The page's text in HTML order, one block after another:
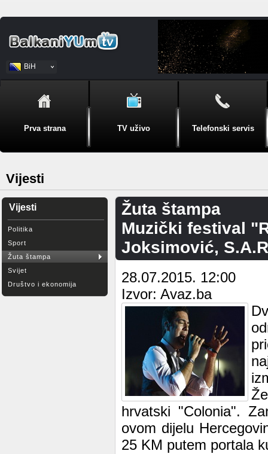
BiH
Srpski
Prva strana TV uživo Telefonski servis
Vijesti
Vijesti
Politika
Sport
Žuta štampa
Svijet
Društvo i ekonomija
Žuta štampa
Muzički festival
Joksimović,
28.07.2015. 12:00
Izvor: Avaz.ba
hrvatski "Colonia".
ovom dijelu
25 KM putem portala